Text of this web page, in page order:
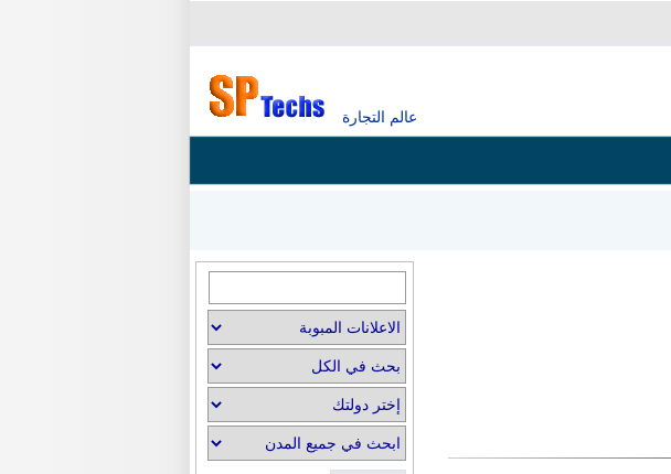
عالم التجارة